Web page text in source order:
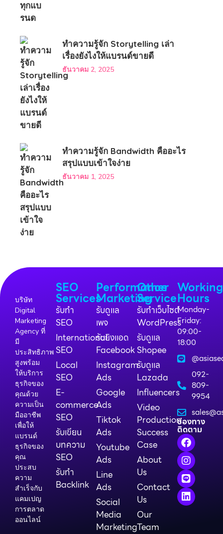
ทำความรู้จัก Storytelling เล่า
เรื่องยังไงให้แบรนด์ขายดี
ธันวาคม 2, 2025
ทำความรู้จัก Bandwidth คืออะไร
สรุปแบบเข้าใจง่าย
ธันวาคม 1, 2025
บริษัท
Digital
Marketing
Agency ที่
มี
ประสิทธิภาพ
สูงพร้อม
ให้บริการ
ธุรกิจของ
คุณด้วย
ความเป็น
มืออาชีพ
เพื่อให้
แบรนด์
ธุรกิจของ
คุณ
ประสบ
ความ
สำเร็จกับ
แคมเปญ
การตลาด
ออนไลน์
SEO
Services
รับทำ
SEO
International
SEO
Local
SEO
E-
commerce
SEO
รับเขียน
บทความ
SEO
รับทำ
Backlink
Performance
Marketing
รับดูแล
เพจ
รับยิงแอด
Facebook
Instagram
Ads
Google
Ads
Tiktok
Ads
Youtube
Ads
Line
Ads
Social
Media
Marketing
Other
Service
รับทำเว็บไซต์
WordPress
รับดูแล
Shopee
รับดูแล
Lazada
Influencers
Video
Production
Success
Case
About
Us
Contact
Us
Our
Team
Working
Hours
Monday-
Friday:
09:00-
18:00
092-
809-
9954
ช่องทาง
ติดตาม